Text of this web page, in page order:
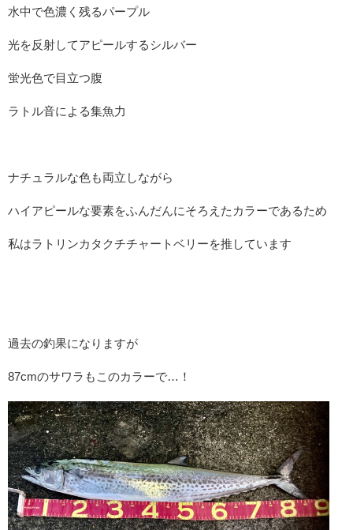
水中で色濃く残るパープル
光を反射してアピールするシルバー
蛍光色で目立つ腹
ラトル音による集魚力
ナチュラルな色も両立しながら
ハイアピールな要素をふんだんにそろえたカラーであるため
私はラトリンカタクチチャートベリーを推しています
過去の釣果になりますが
87cmのサワラもこのカラーで…！